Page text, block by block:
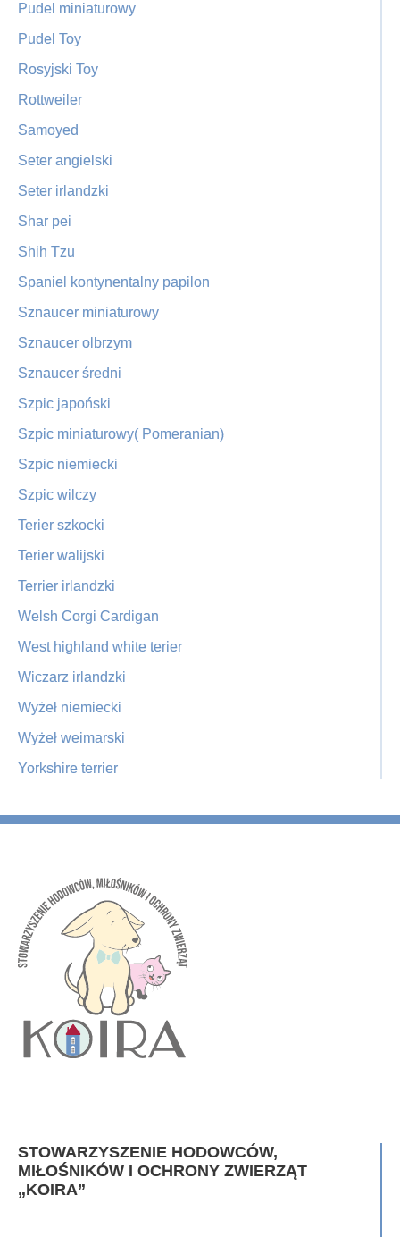
Pudel miniaturowy
Pudel Toy
Rosyjski Toy
Rottweiler
Samoyed
Seter angielski
Seter irlandzki
Shar pei
Shih Tzu
Spaniel kontynentalny papilon
Sznaucer miniaturowy
Sznaucer olbrzym
Sznaucer średni
Szpic japoński
Szpic miniaturowy( Pomeranian)
Szpic niemiecki
Szpic wilczy
Terier szkocki
Terier walijski
Terrier irlandzki
Welsh Corgi Cardigan
West highland white terier
Wiczarz irlandzki
Wyżeł niemiecki
Wyżeł weimarski
Yorkshire terrier
STOWARZYSZENIE HODOWCÓW,
MIŁOŚNIKÓW I OCHRONY ZWIERZĄT
„KOIRA”